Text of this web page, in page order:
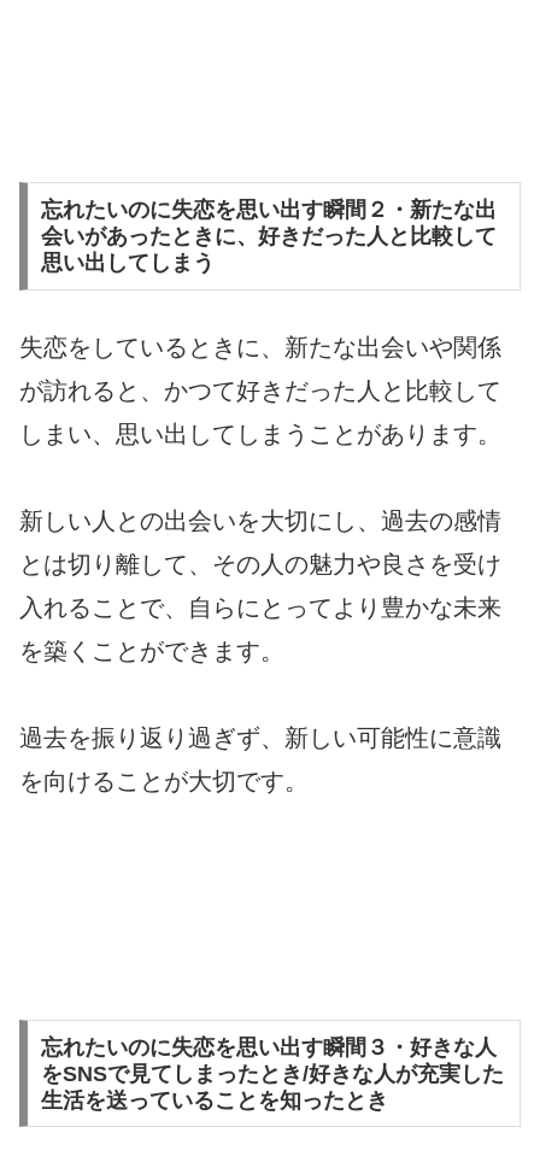
忘れたいのに失恋を思い出す瞬間２・新たな出
会いがあったときに、好きだった人と比較して
思い出してしまう
失恋をしているときに、新たな出会いや関係
が訪れると、かつて好きだった人と比較して
しまい、思い出してしまうことがあります。
新しい人との出会いを大切にし、過去の感情
とは切り離して、その人の魅力や良さを受け
入れることで、自らにとってより豊かな未来
を築くことができます。
過去を振り返り過ぎず、新しい可能性に意識
を向けることが大切です。
忘れたいのに失恋を思い出す瞬間３・好きな人
をSNSで見てしまったとき/好きな人が充実した
生活を送っていることを知ったとき